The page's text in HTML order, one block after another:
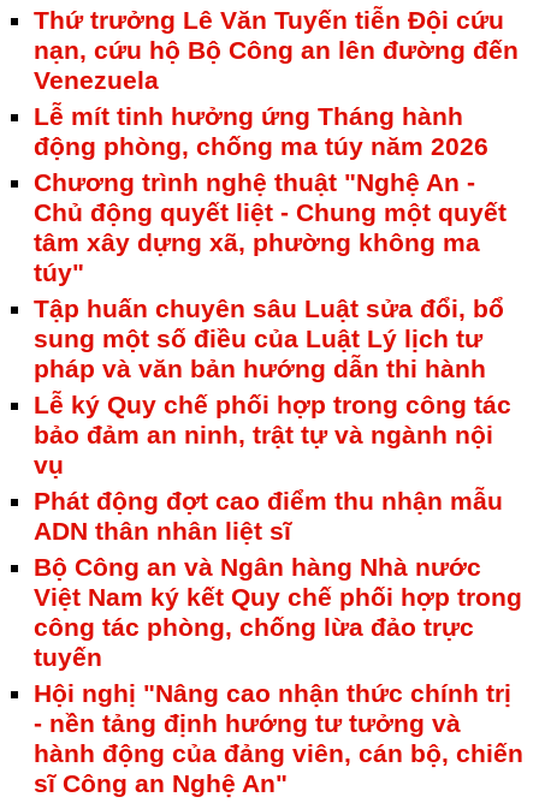
Thứ trưởng Lê Văn Tuyến tiễn Đội cứu
nạn, cứu hộ Bộ Công an lên đường đến
Venezuela
Lễ mít tinh hưởng ứng Tháng hành
động phòng, chống ma túy năm 2026
Chương trình nghệ thuật "Nghệ An -
Chủ động quyết liệt - Chung một quyết
tâm xây dựng xã, phường không ma
túy"
Tập huấn chuyên sâu Luật sửa đổi, bổ
sung một số điều của Luật Lý lịch tư
pháp và văn bản hướng dẫn thi hành
Lễ ký Quy chế phối hợp trong công tác
bảo đảm an ninh, trật tự và ngành nội
vụ
Phát động đợt cao điểm thu nhận mẫu
ADN thân nhân liệt sĩ
Bộ Công an và Ngân hàng Nhà nước
Việt Nam ký kết Quy chế phối hợp trong
công tác phòng, chống lừa đảo trực
tuyến
Hội nghị "Nâng cao nhận thức chính trị
- nền tảng định hướng tư tưởng và
hành động của đảng viên, cán bộ, chiến
sĩ Công an Nghệ An"